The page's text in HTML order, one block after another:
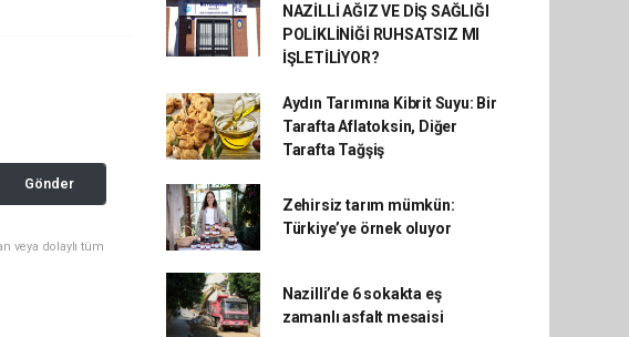
Gönder
veya dolaylı tüm
NAZİLLİ AĞIZ VE DİŞ SAĞLIĞI
POLİKLİNİĞİ RUHSATSIZ MI
İŞLETİLİYOR?
Aydın Tarımına Kibrit Suyu: Bir
Tarafta Aflatoksin, Diğer
Tarafta Tağşiş
Zehirsiz tarım mümkün:
Türkiye’ye örnek oluyor
Nazilli’de 6 sokakta eş
zamanlı asfalt mesaisi